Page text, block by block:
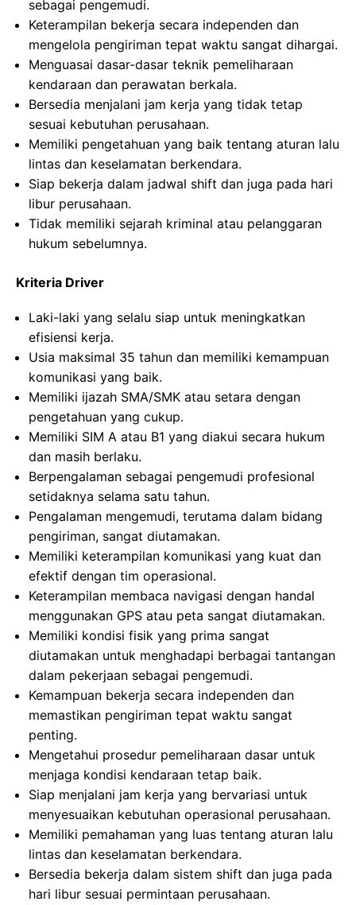
sebagai pengemudi.
Keterampilan bekerja secara independen dan
mengelola pengiriman tepat waktu sangat dihargai.
Menguasai dasar-dasar teknik pemeliharaan
kendaraan dan perawatan berkala.
Bersedia menjalani jam kerja yang tidak tetap
sesuai kebutuhan perusahaan.
Memiliki pengetahuan yang baik tentang aturan lalu
lintas dan keselamatan berkendara.
Siap bekerja dalam jadwal shift dan juga pada hari
libur perusahaan.
Tidak memiliki sejarah kriminal atau pelanggaran
hukum sebelumnya.
Kriteria Driver
Laki-laki yang selalu siap untuk meningkatkan
efisiensi kerja.
Usia maksimal 35 tahun dan memiliki kemampuan
komunikasi yang baik.
Memiliki ijazah SMA/SMK atau setara dengan
pengetahuan yang cukup.
Memiliki SIM A atau B1 yang diakui secara hukum
dan masih berlaku.
Berpengalaman sebagai pengemudi profesional
setidaknya selama satu tahun.
Pengalaman mengemudi, terutama dalam bidang
pengiriman, sangat diutamakan.
Memiliki keterampilan komunikasi yang kuat dan
efektif dengan tim operasional.
Keterampilan membaca navigasi dengan handal
menggunakan GPS atau peta sangat diutamakan.
Memiliki kondisi fisik yang prima sangat
diutamakan untuk menghadapi berbagai tantangan
dalam pekerjaan sebagai pengemudi.
Kemampuan bekerja secara independen dan
memastikan pengiriman tepat waktu sangat
penting.
Mengetahui prosedur pemeliharaan dasar untuk
menjaga kondisi kendaraan tetap baik.
Siap menjalani jam kerja yang bervariasi untuk
menyesuaikan kebutuhan operasional perusahaan.
Memiliki pemahaman yang luas tentang aturan lalu
lintas dan keselamatan berkendara.
Bersedia bekerja dalam sistem shift dan juga pada
hari libur sesuai permintaan perusahaan.